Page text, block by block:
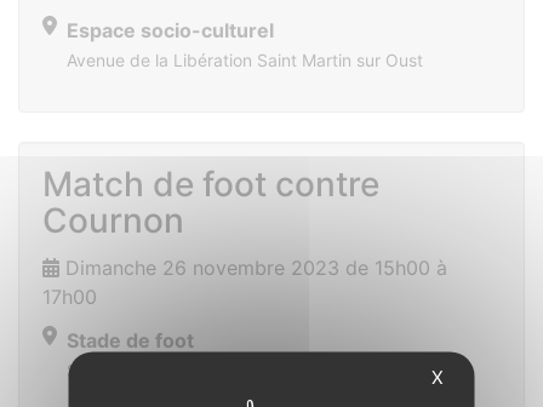
Espace socio-culturel
Avenue de la Libération Saint Martin sur Oust
Match de foot contre
Cournon
Dimanche 26 novembre 2023 de 15h00 à
17h00
Stade de foot
Saint Vincent sur Oust X